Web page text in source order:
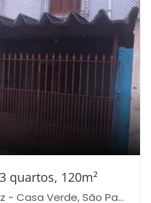
quartos, 120m²
Verde, São Paulo-SP